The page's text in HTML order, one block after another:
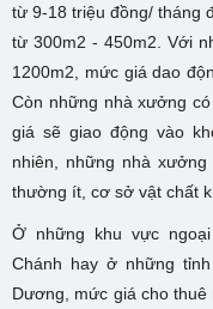
từ 9-18 triệu đồng/ tháng
từ 300m2 - 450m2. Với
1200m2, mức giá dao
Còn những nhà xưởng
giá sẽ giao động vào
nhiên, những nhà
thường ít, cơ sở vật chất
Ở những khu vực
Chánh hay ở những
Dương, mức giá cho thuê